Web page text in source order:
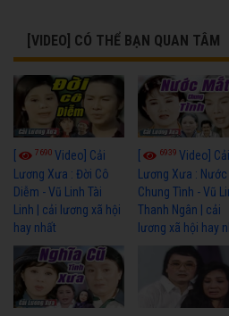
[VIDEO] CÓ THỂ BẠN QUAN TÂM
7690 Video] Cải
Lương Xưa : Đời Cô
Diễm - Vũ Linh Tài
Linh | cải lương xã hội
hay nhất
6939Video] Cải
Lương Xưa :
Chung Tình - Vũ
Thanh Ngân | cải
lương xã hội hay